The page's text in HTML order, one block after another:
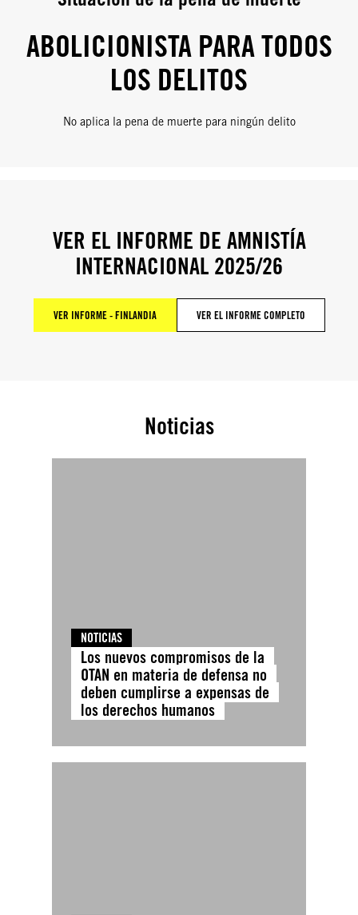
ABOLICIONISTA PARA TODOS
LOS DELITOS
No aplica la pena de muerte para ningún delito
VER EL INFORME DE AMNISTÍA
INTERNACIONAL 2025/26
VER INFORME - FINLANDIA VER EL INFORME COMPLETO
Noticias
NOTICIAS
Los nuevos compromisos de la
OTAN en materia de defensa no
deben cumplirse a expensas de
los derechos humanos